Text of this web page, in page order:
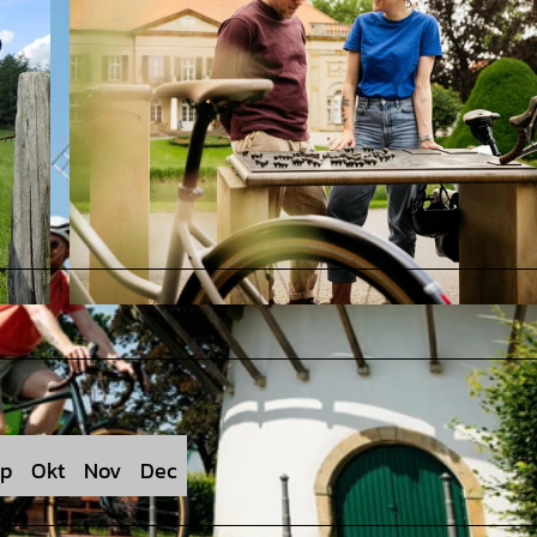
© Tourismusgesellschaft Osnabrücker Land mbH, Christoph Steinweg |
Okt Nov Dec